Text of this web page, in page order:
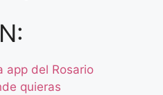
app del Rosario
quieras